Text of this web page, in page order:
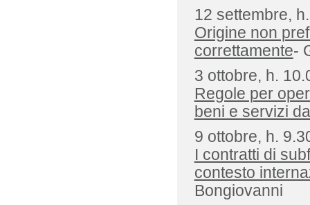
12 settembre,
Origine non
correttamente-
3 ottobre, h.
Regole per
beni e servizi
9 ottobre, h.
I contratti di
contesto
Bongiovanni